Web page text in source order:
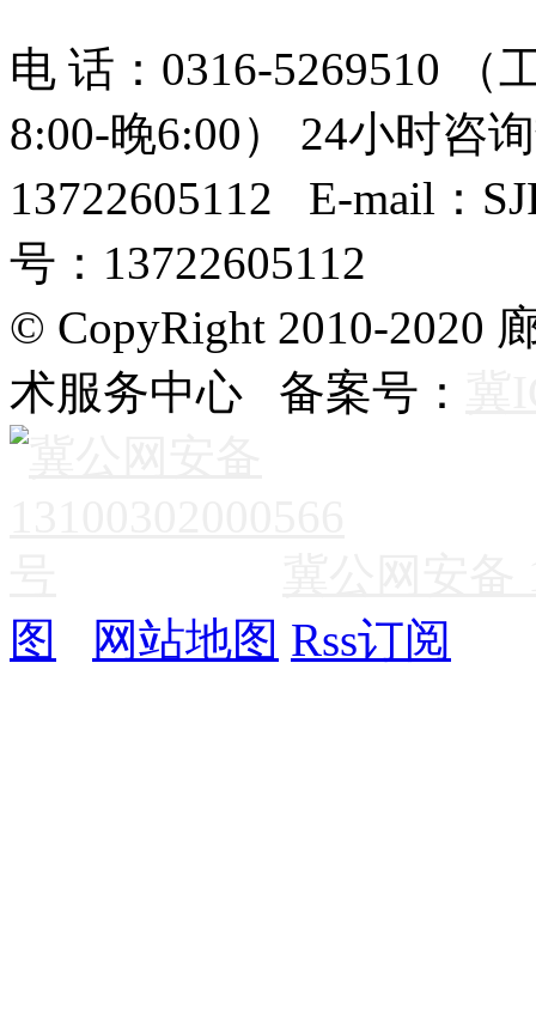
电 话：0316-5269510 （
8:00-晚6:00） 24小时咨
13722605112 E-mail：
号：13722605112
© CopyRight 2010-2020
术服务中心 备案号：
图
网站地图 Rss订阅